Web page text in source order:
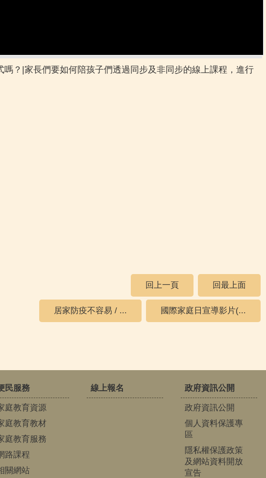
？|家長們要如何陪孩子們透過同步及非同步的線上課程，進行
回上一頁
回最上面
居家防疫不容易 / ... 國際家庭日宣導影片(...
民服務
庭教育資源
庭教育教材
庭教育服務
路課程
關網站
線上報名 政府資訊公開
政府資訊公開
個人資料保護專
區
隱私權保護政策
及網站資料開放
宣告